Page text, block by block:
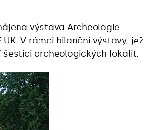
výstava Archeologie
V rámci bilanční výstavy, jež
šestici archeologických lokalit.